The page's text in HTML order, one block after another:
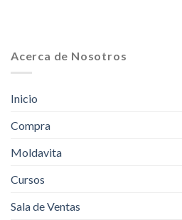
Acerca de Nosotros
Inicio
Compra
Moldavita
Cursos
Sala de Ventas